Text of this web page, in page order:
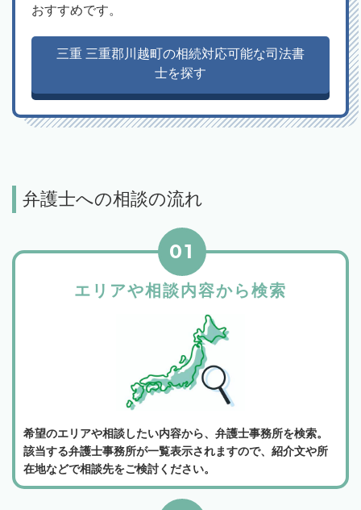
おすすめです。
三重 三重郡川越町の相続対応可能な司法書
士を探す
弁護士への相談の流れ
エリアや相談内容から検索
01
希望のエリアや相談したい内容から、弁護士事務所を検索。
該当する弁護士事務所が一覧表示されますので、紹介文や所
在地などで相談先をご検討ください。